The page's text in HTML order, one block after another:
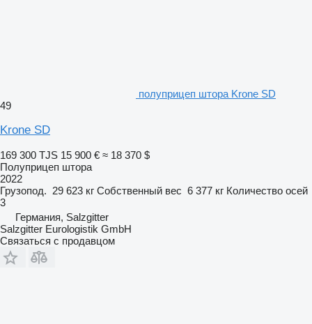
полуприцеп штора Krone SD
49
Krone SD
169 300 TJS 15 900 € ≈ 18 370 $
Полуприцеп штора
2022
Грузопод. 29 623 кг Собственный вес 6 377 кг Количество осей
3
Германия, Salzgitter
Salzgitter Eurologistik GmbH
Связаться с продавцом